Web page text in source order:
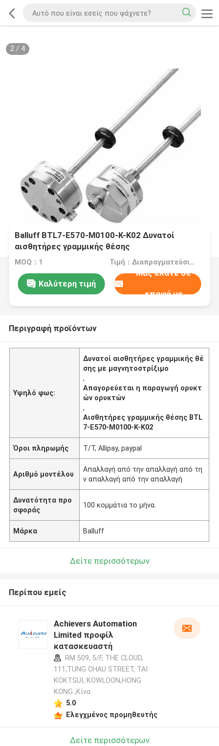
2/ 4
Balluff BTL7-E570-M0100-K-K02 Δυνατοί
αισθητήρες γραμμικής θέσης
MOQ：1 Τιμή：Διαπραγματεύσιμα
Καλύτερη τιμή
Μας ελάτε σε
επαφή με
Περιγραφή προϊόντων
Υψηλό φως:
Δυνατοί αισθητήρες γραμμικής θέ
σης με μαγνητοστρίξιμο
,
Απαγορεύεται η παραγωγή ορυκτ
ών ορυκτών
,
Αισθητήρες γραμμικής θέσης BTL
7-E570-M0100-K-K02
Όροι πληρωμής T/T, Allipay, paypal
Αριθμό μοντέλου
Απαλλαγή από την απαλλαγή από τη
ν απαλλαγή από την απαλλαγή
Δυνατότητα προ
σφοράς
100 κομμάτια το μήνα.
Μάρκα Balluff
Δείτε περισσότερων
Περίπου εμείς
Achievers Automation
Limited προφίλ
κατασκευαστή
RM 509, 5/F, THE CLOUD,
111,TUNG CHAU STREET, TAI
KOKTSUI, KOWLOON,HONG
KONG ,Κίνα
5.0
Ελεγχμένος προμηθευτής
Δείτε περισσότερων